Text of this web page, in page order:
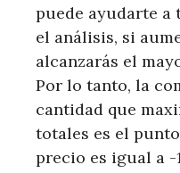
puede ayudarte a
el análisis, si
alcanzarás el
Por lo tanto, la
cantidad que
totales es el
precio es igual a -